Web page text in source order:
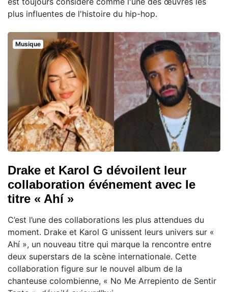
plus influentes de l'histoire du hip-hop.
Musique
Drake et Karol G dévoilent leur
collaboration événement avec le
titre « Ahí »
C’est l’une des collaborations les plus attendues du
moment. Drake et Karol G unissent leurs univers sur «
Ahí », un nouveau titre qui marque la rencontre entre
deux superstars de la scène internationale. Cette
collaboration figure sur le nouvel album de la
chanteuse colombienne, « No Me Arrepiento de Sentir